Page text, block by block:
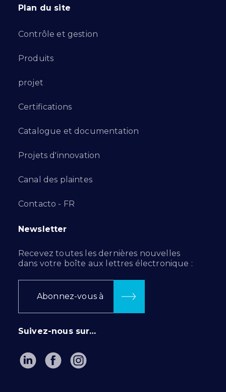
Plan du site
Contrôle et gestion
Produits
projet
Certifications
Catalogue et documentation
Projets d'innovation
Canal des plaintes
Contacto - FR
Newsletter
Recevez toutes les dernières nouvelles
dans votre boîte aux lettres électronique :
Abonnez-vous à
Suivez-nous sur…